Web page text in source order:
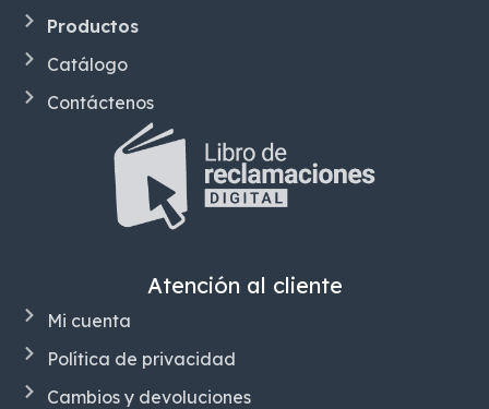
Productos
Catálogo
Contáctenos
Atención al cliente
Mi cuenta
Política de privacidad
Cambios y devoluciones